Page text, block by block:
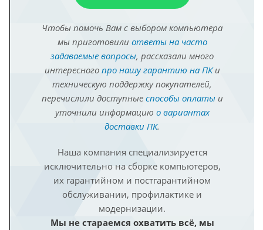
Чтобы помочь Вам с выбором компьютера
мы приготовили ответы на часто
задаваемые вопросы, рассказали много
интересного про нашу гарантию на ПКи
техническую поддержку покупателей,
перечислили доступные способы оплатыи
уточнили информацию о вариантах
доставки ПК.
Наша компания специализируется
исключительно на сборке компьютеров,
их гарантийном и постгарантийном
обслуживании, профилактике и
модернизации.
Мы не стараемся охватить всё, мы